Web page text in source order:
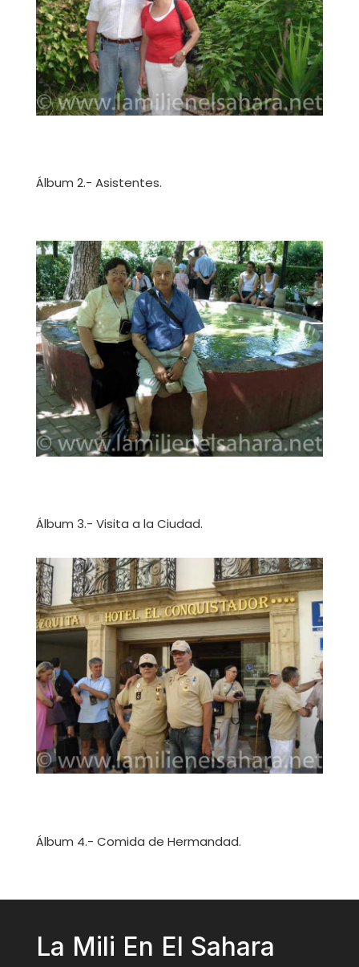
Álbum 2.- Asistentes.
Álbum 3.- Visita a la Ciudad.
Álbum 4.- Comida de Hermandad.
La Mili En El Sahara